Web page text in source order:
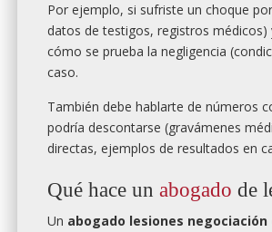
Por ejemplo, si sufriste un choque
datos de testigos, registros
cómo se prueba la negligencia
caso.
También debe hablarte de números
podría descontarse (gravámenes
directas, ejemplos de resultados en
Qué hace un abogado de
Un abogado lesiones negociación